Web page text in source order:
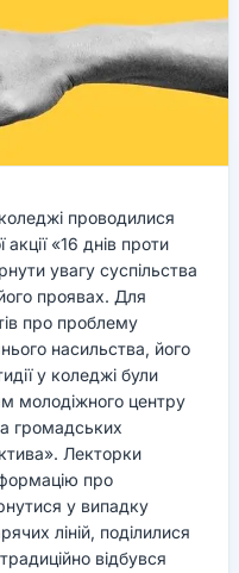
проводилися
«16 днів проти
увагу суспільства
проявах. Для
про проблему
насильства, його
у коледжі були
молодіжного центру
громадських
Лекторки
про
у випадку
ліній, поділилися
відбувся